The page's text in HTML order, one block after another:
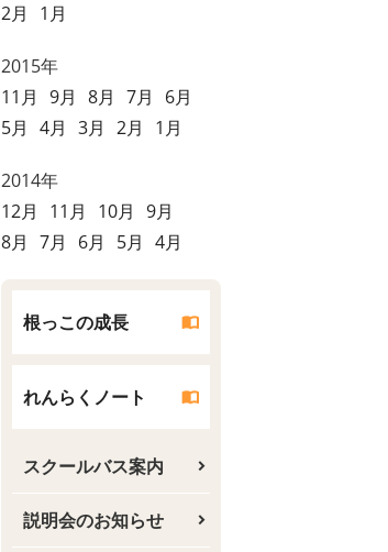
2月
1月
2015年
11月 9月 8月 7月
6月
5月 4月 3月 2月 1月
2014年
12月
11月 10月 9月
8月 7月 6月 5月 4月
根っこの成長
れんらくノート
スクールバス案内
説明会のお知らせ